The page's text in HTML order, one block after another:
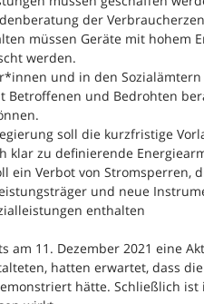
der
müssen Geräte mit hohem
werden.
und in den
Betroffenen und Bedrohten
soll die kurzfristige
klar zu definierende
ein Verbot von Stromsperren,
und neue
enthalten
am 11. Dezember 2021 eine
hatten erwartet, dass
hätte. Schließlich